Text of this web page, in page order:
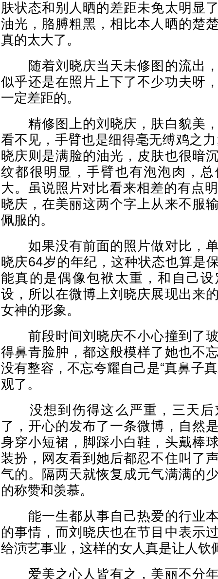
肤状态和别人晒的差距未免太明显
油光，胳膊粗黑，相比本人晒的楚
真的太大了。
随着刘晓庆当天未修图的流出，
似乎还是在照片上下了不少功夫呀
一定差距的。
精修图上的刘晓庆，肤白貌美，
看不见，手臂也是细得毫无缚鸡之
晓庆则是满脸的油光，皮肤也很暗
纹都很明显，手臂也有泡泡肉，
大。虽说照片对比看来相差的有点
晓庆，在美丽这两个字上从来不服
佩服的。
如果没有前面的照片做对比，单
晓庆64岁的年纪，这种状态也算是
能真的是偶像包袱太重，和自己
设，所以在微博上刘晓庆展现出来
女神的形象。
前段时间刘晓庆不小心撞到了玻
得鼻青脸肿，都这般模样了她也不
没有整容，不忘夸耀自己是“真鼻子
观了。
没想到伤得这么严重，三天后
了，开心的发布了一条微博，自然
身穿小短裙，脚踩小白鞋，头戴棒
装扮，网友看到她后都忍不住叫了
气的。隔两天就恢复成元气满满的
的称赞和羡慕。
能一生都从事自己热爱的行业本
的事情，而刘晓庆也在节目中表示
给演艺事业，这样的女人真是让人钦
爱美之心人皆有之，美丽不分年